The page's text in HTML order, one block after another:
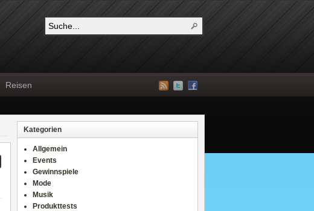
Reisen
Kategorien
Allgemein
Events
Gewinnspiele
Mode
Musik
Produkttests